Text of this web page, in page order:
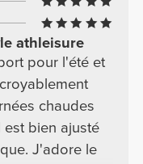
athleisure
pour l'été et
chaudes
bien ajusté
J'adore le